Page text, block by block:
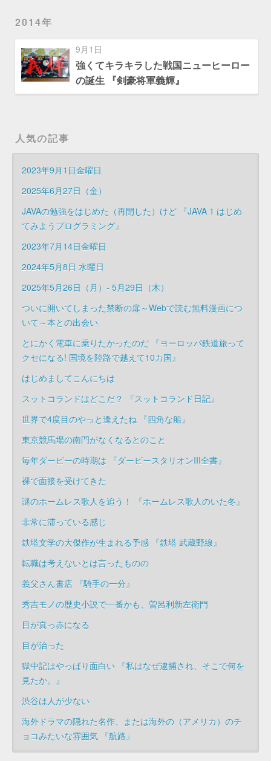
2014年
9月1日
強くてキラキラした戦国ニューヒーロー
の誕生 『剣豪将軍義輝』
人気の記事
2023年9月1日金曜日
2025年6月27日（金）
JAVAの勉強をはじめた（再開した）けど 『JAVA 1 はじめ
てみようプログラミング』
2023年7月14日金曜日
2024年5月8日 水曜日
2025年5月26日（月）- 5月29日（木）
ついに開いてしまった禁断の扉～Webで読む無料漫画につ
いて～本との出会い
とにかく電車に乗りたかったのだ 『ヨーロッパ鉄道旅って
クセになる! 国境を陸路で越えて10カ国』
はじめましてこんにちは
スットコランドはどこだ？ 『スットコランド日記』
世界で4度目のやっと逢えたね 『四角な船』
東京競馬場の南門がなくなるとのこと
毎年ダービーの時期は 『ダービースタリオンIII全書』
裸で面接を受けてきた
謎のホームレス歌人を追う！ 『ホームレス歌人のいた冬』
非常に滞っている感じ
鉄塔文学の大傑作が生まれる予感 『鉄塔 武蔵野線』
転職は考えないとは言ったものの
義父さん書店 『騎手の一分』
秀吉モノの歴史小説で一番かも、曽呂利新左衛門
目が真っ赤になる
目が治った
獄中記はやっぱり面白い 『私はなぜ逮捕され、そこで何を
見たか。』
渋谷は人が少ない
海外ドラマの隠れた名作、または海外の（アメリカ）のチ
ョコみたいな雰囲気 『航路』